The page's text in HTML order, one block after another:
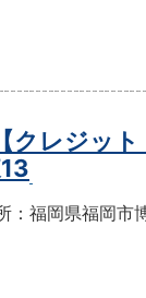
【クレジッ
：福岡県福岡市